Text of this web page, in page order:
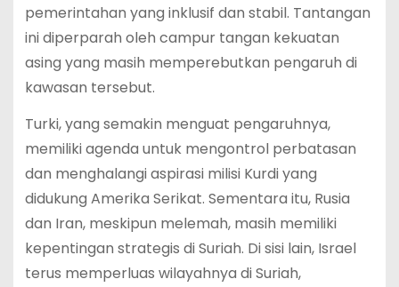
pemerintahan yang inklusif dan stabil. Tantangan
ini diperparah oleh campur tangan kekuatan
asing yang masih memperebutkan pengaruh di
kawasan tersebut.
Turki, yang semakin menguat pengaruhnya,
memiliki agenda untuk mengontrol perbatasan
dan menghalangi aspirasi milisi Kurdi yang
didukung Amerika Serikat. Sementara itu, Rusia
dan Iran, meskipun melemah, masih memiliki
kepentingan strategis di Suriah. Di sisi lain, Israel
terus memperluas wilayahnya di Suriah,